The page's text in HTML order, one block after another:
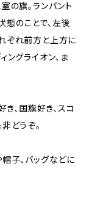
の旗。ランパント
態のことで、左後
ぞれ前方と上方に
ングライオン、ま
き、国旗好き、スコ
どうぞ。
子、バッグなどに